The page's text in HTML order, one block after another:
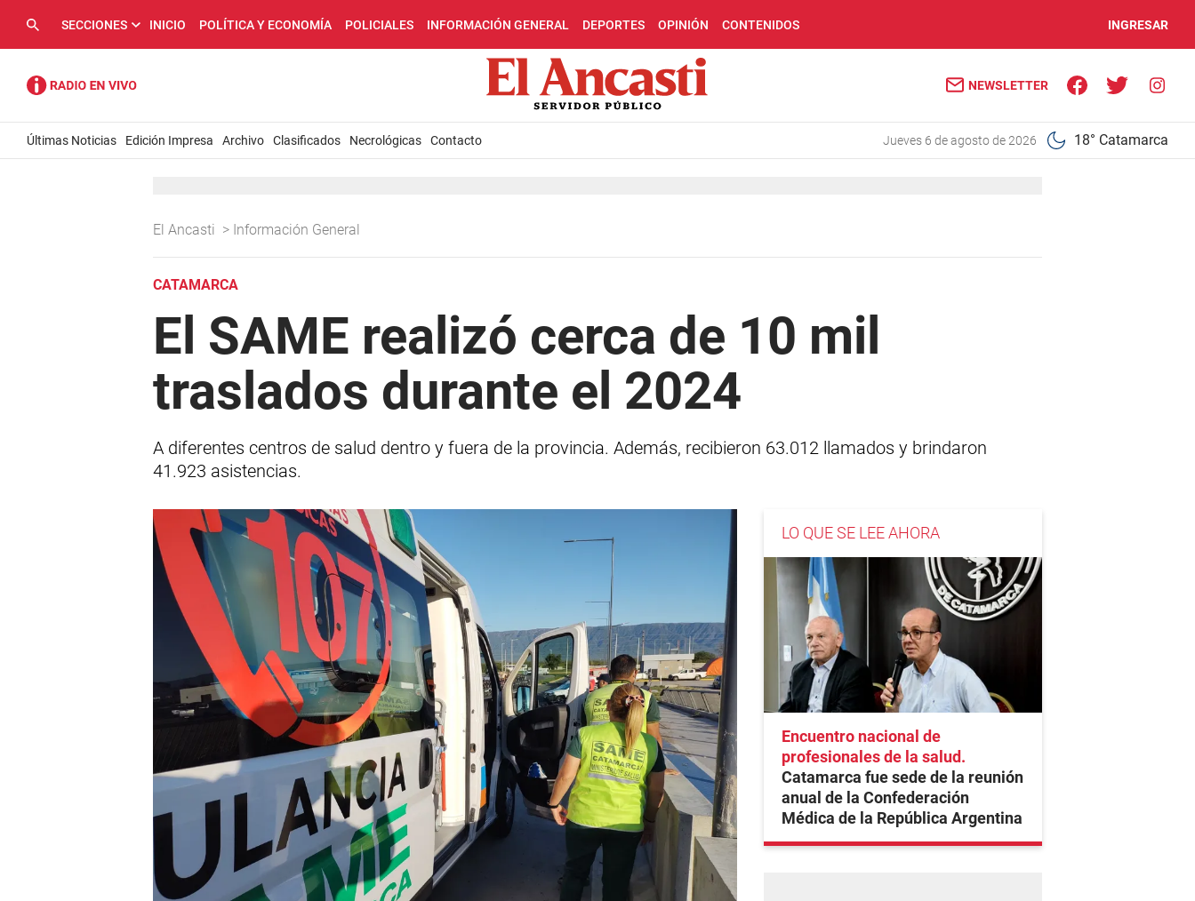
SECCIONES INICIO POLÍTICA Y ECONOMÍA POLICIALES INFORMACIÓN GENERAL DEPORTES OPINIÓN CONTENIDOS INGRESAR
NEWSLETTER
Últimas Noticias Edición Impresa Archivo Clasificados Necrológicas Contacto jueves 6 de agosto de 2026 18° Catamarca
El Ancasti > Información General
CATAMARCA
El SAME realizó cerca de 10 mil
traslados durante el 2024
A diferentes centros de salud dentro y fuera de la provincia. Además, recibieron 63.012 llamados y brindaron
41.923 asistencias.
LO QUE SE LEE AHORA
Encuentro nacional de
profesionales de la salud
Catamarca fue sede de la reunión
anual de la Confederación
Médica de la República Argentina